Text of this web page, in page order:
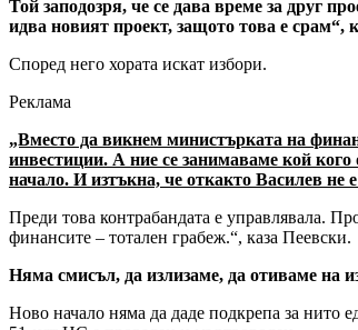
Той заподозря, че се дава време за друг
идва новият проект, защото това е срам“,
Според него хората искат избори.
Реклама
„Вместо да викнем министърката на
инвестиции. А ние се занимаваме кой
начало. И изтъкна, че откакто Василев
Преди това контрабандата е управлявала.
финансите – тотален грабеж.“, каза Пеевски.
Няма смисъл, да излизаме, да отиваме на
Ново начало няма да даде подкрепа за нито